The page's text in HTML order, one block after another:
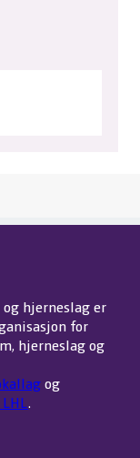
hjerneslag er
for
hjerneslag og
og
.